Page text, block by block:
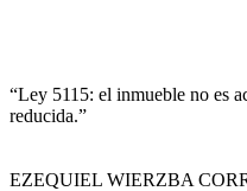
“Ley 5115: el inmueble no es
reducida.”
EZEQUIEL WIERZBA